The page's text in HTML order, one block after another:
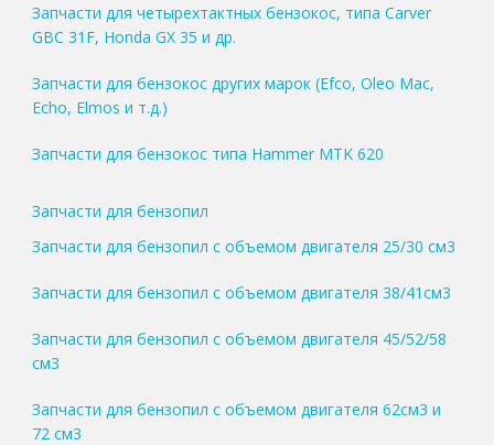
Запчасти для четырехтактных бензокос, типа Carver
GBC 31F, Honda GX 35 и др.
Запчасти для бензокос других марок (Efco, Oleo Mac,
Echo, Elmos и т.д.)
Запчасти для бензокос типа Hammer MTK 620
Запчасти для бензопил
Запчасти для бензопил с объемом двигателя 25/30 см3
Запчасти для бензопил с объемом двигателя 38/41см3
Запчасти для бензопил с объемом двигателя 45/52/58
см3
Запчасти для бензопил с объемом двигателя 62см3 и
72 см3